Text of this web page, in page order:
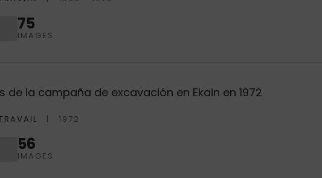
75
IMAGES
de la campaña de excavación en Ekain en 1972
1972
56
IMAGES